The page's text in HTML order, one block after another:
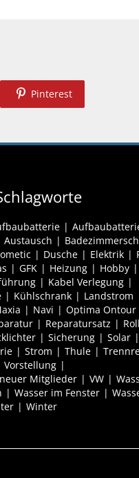
Pinterest
Austausch
Dusche Elektrik
GFK Heizung
Hobby
Kabel Verlegung
Kühlschrank Landstrom
Navi Optima Ontour
Reparatursatz
Sicherung
Solar
Strom Thule
Vorstellung
Mitglieder
VW
Wasser im Fenster
Winter